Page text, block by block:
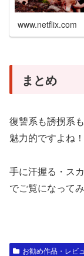
www.netflix.com
まとめ
復讐系も誘拐系
魅力的ですよね！
手に汗握る・ス
でご覧になって
お勧め作品・レビ